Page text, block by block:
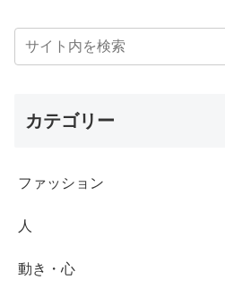
カテゴリー
ファッション
人
動き・心